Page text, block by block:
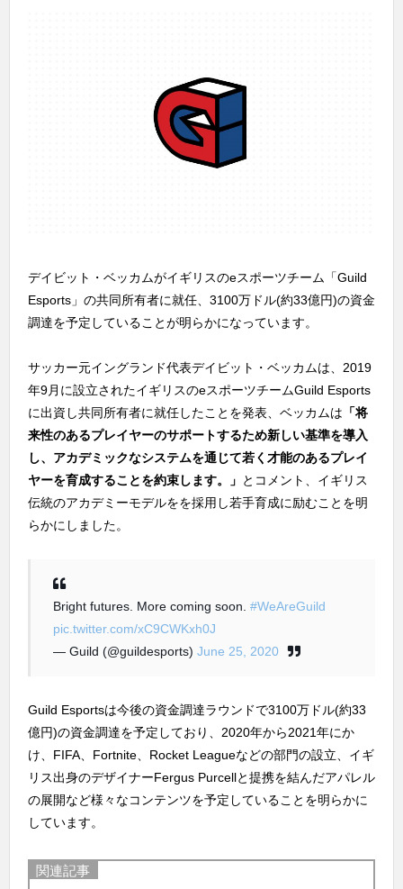
デイビット・ベッカムがイギリスのeスポーツチーム「Guild
Esports」の共同所有者に就任、3100万ドル(約33億円)の資金
調達を予定していることが明らかになっています。
サッカー元イングランド代表デイビット・ベッカムは、2019
年9月に設立されたイギリスのeスポーツチームGuild Esports
に出資し共同所有者に就任したことを発表、ベッカムは 「将
来性のあるプレイヤーのサポートするため新しい基準を導入
し、アカデミックなシステムを通じて若く才能のあるプレイ
ヤーを育成することを約束します。」 とコメント、イギリス
伝統のアカデミーモデルをを採用し若手育成に励むことを明
らかにしました。
Bright futures. More coming soon. #WeAreGuild
pic.twitter.com/xC9CWKxh0J
— Guild (@guildesports) June 25, 2020
Guild Esportsは今後の資金調達ラウンドで3100万ドル(約33
億円)の資金調達を予定しており、2020年から2021年にか
け、FIFA、Fortnite、Rocket Leagueなどの部門の設立、イギ
リス出身のデザイナーFergus Purcellと提携を結んだアパレル
の展開など様々なコンテンツを予定していることを明らかに
しています。
関連記事